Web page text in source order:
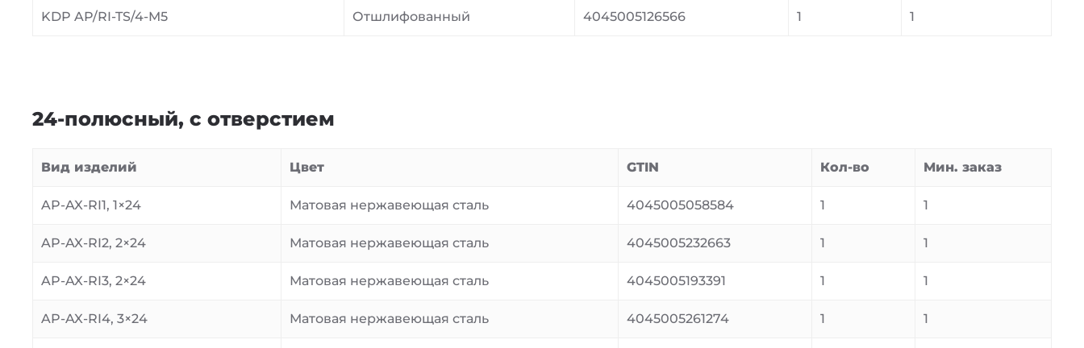
KDP AP/RI-TS/4-M5 Отшлифованный 4045005126566 1 1
24-полюсный, с отверстием
Вид изделий Цвет GTIN Кол-во Мин. заказ
AP-AX-RI1, 1×24 Матовая нержавеющая сталь 4045005058584 1 1
AP-AX-RI2, 2×24 Матовая нержавеющая сталь 4045005232663 1 1
AP-AX-RI3, 2×24 Матовая нержавеющая сталь 4045005193391 1 1
AP-AX-RI4, 3×24 Матовая нержавеющая сталь 4045005261274 1 1